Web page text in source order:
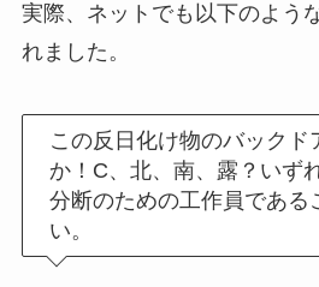
実際、ネットでも以下のよう
れました。
この反日化け物のバックド
か！C、北、南、露？いず
分断のための工作員である
い。